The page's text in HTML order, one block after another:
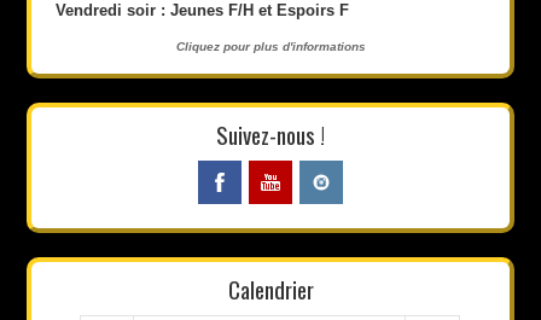
Vendredi soir : Jeunes F/H et Espoirs F
Cliquez pour plus d'informations
Suivez-nous !
Calendrier